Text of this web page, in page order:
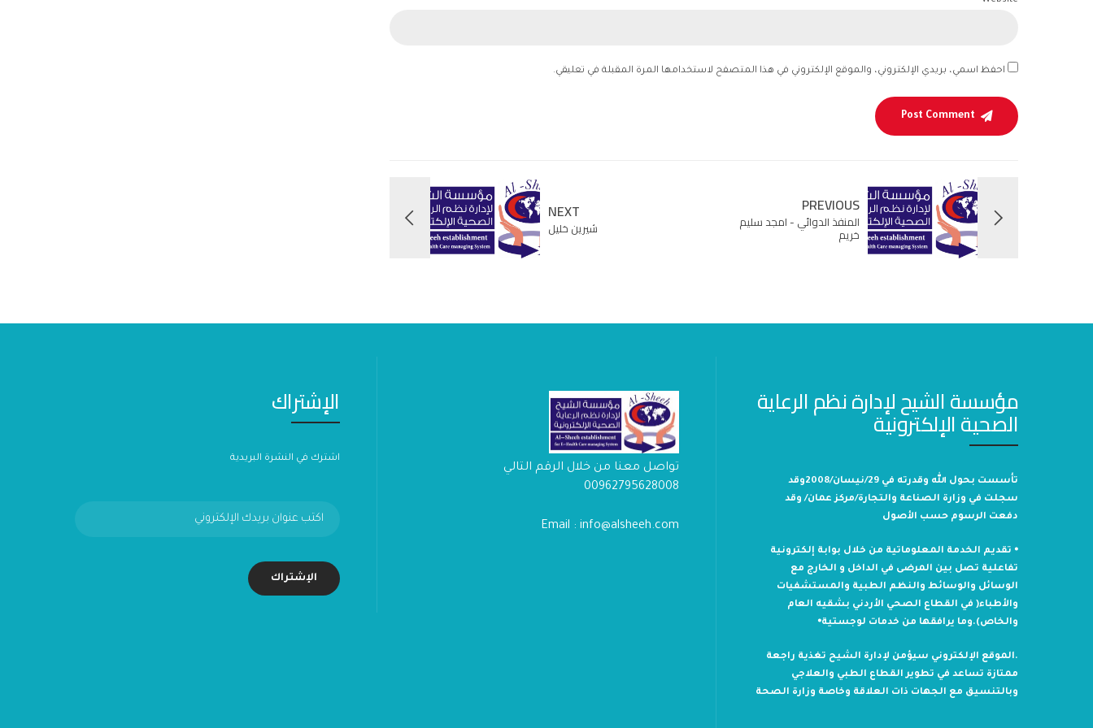
احفظ اسمي، بريدي الإلكتروني، والموقع الإلكتروني في هذا المتصفح لاستخدامها المرة المقبلة في تعليقي.
Post Comment
PREVIOUS
المنفذ الدوائي - امجد سليم
خريم
NEXT
شيرين خليل
مؤسسة الشيح لإدارة نظم الرعاية
الصحية الإلكترونية
تأسست بحول الله وقدرته في 29/نيسان/2008وقد
سجلت في وزارة الصناعة والتجارة/مركز عمان/ وقد
دفعت الرسوم حسب الأصول
⦁ تقديم الخدمة المعلوماتية من خلال بوابة إلكترونية
تفاعلية تصل بين المرضى في الداخل و الخارج مع
الوسائل والوسائط والنظم الطبية والمستشفيات
والأطباء( في القطاع الصحي الأردني بشقيه العام
والخاص).وما يرافقها من خدمات لوجستية⦁
.الموقع الإلكتروني سيؤمن لإدارة الشيح تغذية راجعة
ممتازة تساعد في تطوير القطاع الطبي والعلاجي
وبالتنسيق مع الجهات ذات العلاقة وخاصة وزارة الصحة
تواصل معنا من خلال الرقم التالي
00962795628008
Email : info@alsheeh.com
الإشتراك
اشترك في النشرة البريدية